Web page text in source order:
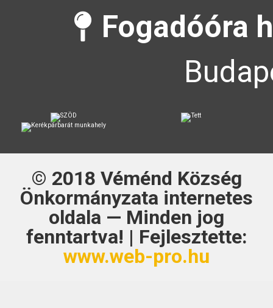
Fogadóóra
© 2018 Véménd Község
Önkormányzata internetes
oldala — Minden jog
fenntartva! | Fejlesztette:
www.web-pro.hu